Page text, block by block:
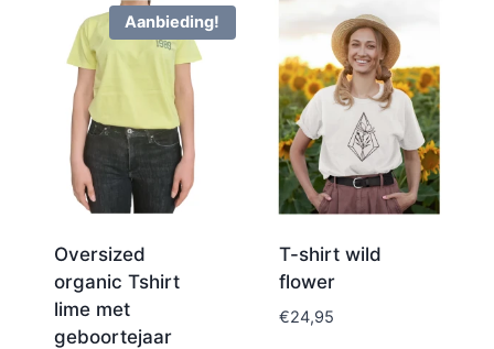
Aanbieding!
Oversized
organic Tshirt
lime met
geboortejaar
T-shirt wild
flower
€24,95